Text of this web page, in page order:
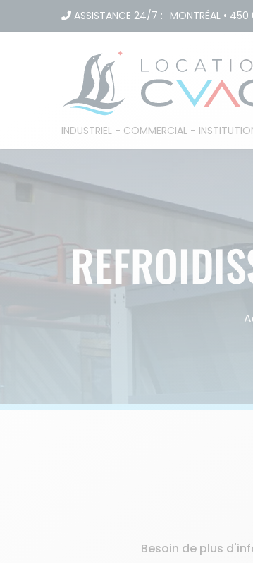
ASSISTANCE 24/7 : MONTRÉAL • 450
INDUSTRIEL - COMMERCIAL -
Besoin de plus